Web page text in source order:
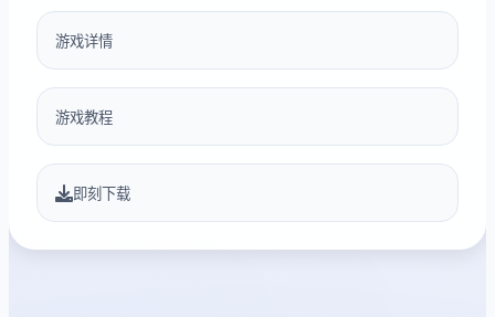
游戏详情
游戏教程
即刻下载